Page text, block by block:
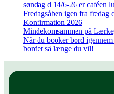
søndag d 14/6-26 er caféen
Fredagsåben igen fra fredag
Konfirmation 2026
Mindekomsammen på
Når du booker bord
bordet så længe du vil!